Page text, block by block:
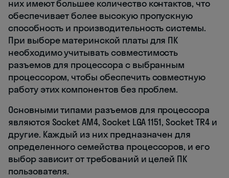
них имеют большее количество контактов, что
обеспечивает более высокую пропускную
способность и производительность системы.
При выборе материнской платы для ПК
необходимо учитывать совместимость
разъемов для процессора с выбранным
процессором, чтобы обеспечить совместную
работу этих компонентов без проблем.
Основными типами разъемов для процессора
являются Socket AM4, Socket LGA 1151, Socket TR4 и
другие. Каждый из них предназначен для
определенного семейства процессоров, и его
выбор зависит от требований и целей ПК
пользователя.